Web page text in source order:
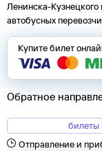
Ленинска-Кузнецкого
автобусных
Купите билет
Обратное
билеты
Отправление и